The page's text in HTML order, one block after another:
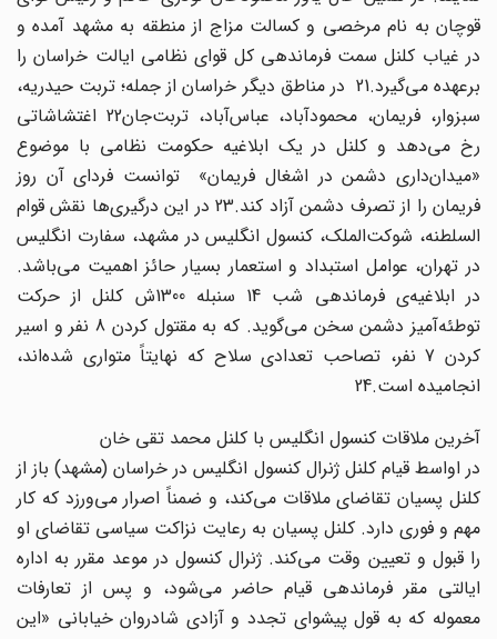
قوچان به نام مرخصی و کسالت مزاج از منطقه به مشهد آمده و
در غیاب کلنل سمت فرماندهی کل قوای نظامی ایالت خراسان را
برعهده ‌می‌گیرد.21 در مناطق دیگر خراسان از جمله؛ تربت حیدریه،
سبزوار، فریمان، محمودآباد، عباس‌آباد، تربت‌جان22 اغتشاشاتی
رخ می‌دهد و کلنل در یک ابلاغیه حکومت نظامی با موضوع
«میدان‌داری دشمن در اشغال فریمان» توانست فردای آن روز
فریمان را از تصرف دشمن آزاد کند.23 در این درگیری‌ها نقش قوام
السلطنه، شوکت‌الملک، کنسول انگلیس در مشهد، سفارت انگلیس
در تهران، عوامل استبداد و استعمار بسیار حائز اهمیت می‌باشد.
در ابلاغیه‌ی فرماندهی شب 14 سنبله 1300ش کلنل از حرکت
توطئه‌آمیز دشمن سخن می‌گوید. که به مقتول کردن 8 نفر و اسیر
کردن 7 نفر، تصاحب تعدادی سلاح که نهایتاً متواری شده‌اند،
انجامیده است.24
آخرین ملاقات کنسول انگلیس با کلنل محمد تقی خان
در اواسط قیام کلنل ژنرال کنسول انگلیس در خراسان (مشهد) باز از
کلنل پسیان تقاضای ملاقات می‌کند، و ضمناً اصرار می‌ورزد که کار
مهم و فوری دارد. کلنل پسیان به رعایت نزاکت سیاسی تقاضای او
را قبول و تعیین وقت می‌کند. ژنرال کنسول در موعد مقرر به اداره
ایالتی مقر فرماندهی قیام حاضر می‌شود، و پس از تعارفات
معموله که به قول پیشوای تجدد و آزادی شادروان خیابانی «این